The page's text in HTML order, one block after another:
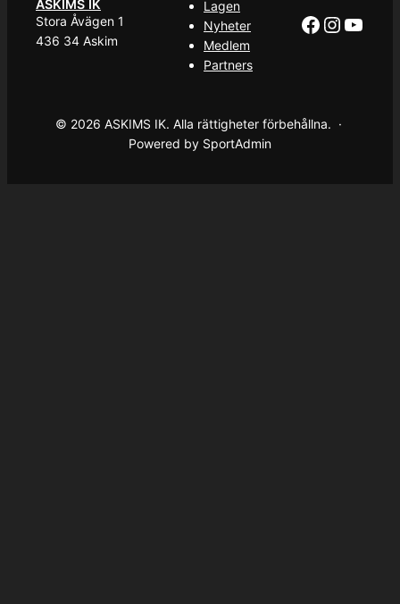
ASKIMS IK
Stora Åvägen 1
436 34 Askim
Lagen
Nyheter
Medlem
Partners
Facebook
© 2026 ASKIMS IK. Alla rättigheter förbehållna. ·
Powered by SportAdmin